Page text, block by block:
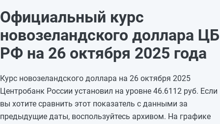
23.10.2025
46,8904
22.10.2025
46,779
+0,0834
21.10.2025
46,6956
+0,2961
20.10.2025
46,3995
—
45,0369
-0,7277
Официальный курс
новозеландского доллара ЦБ
РФ на 26 октября 2025 года
Курс новозеландского доллара на 26 октября 2025
Центробанк России установил на уровне 46.6112 руб. Если
вы хотите сравнить этот показатель с данными за
предыдущие даты, воспользуйтесь архивом. На графике